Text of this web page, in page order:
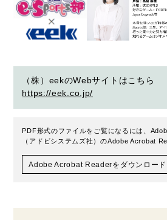
（株）eekのWebサイトはこちら
https://eek.co.jp/
PDF形式のファイルをご覧になるには、
（アドビシステムズ社）のAdobe Acrobat
Adobe Acrobat Readerをダウンロード